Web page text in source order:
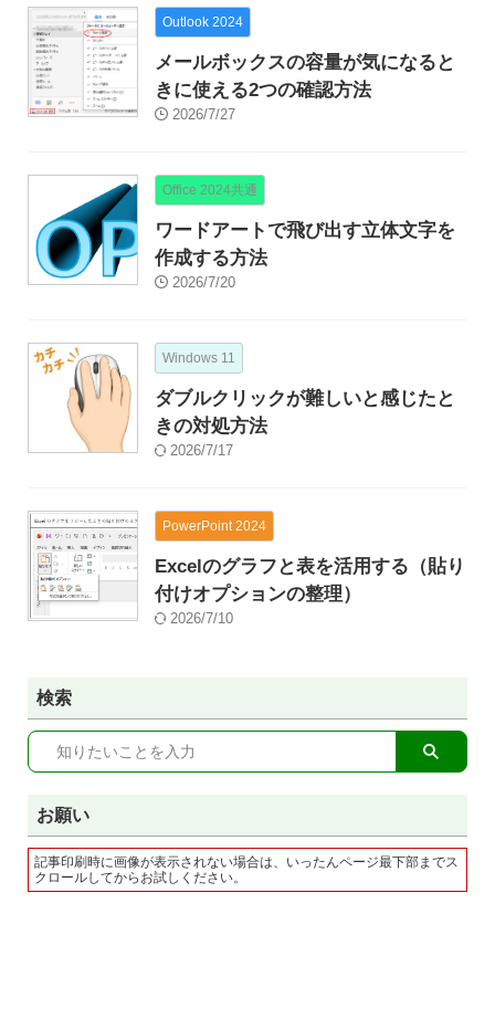
Outlook 2024
メールボックスの容量が気になると
きに使える2つの確認方法
2026/7/27
Office 2024共通
ワードアートで飛び出す立体文字を
作成する方法
2026/7/20
Windows 11
ダブルクリックが難しいと感じたと
きの対処方法
2026/7/17
PowerPoint 2024
Excelのグラフと表を活用する（貼り
付けオプションの整理）
2026/7/10
検索
お願い
記事印刷時に画像が表示されない場合は、いったんページ最下部までス
クロールしてからお試しください。